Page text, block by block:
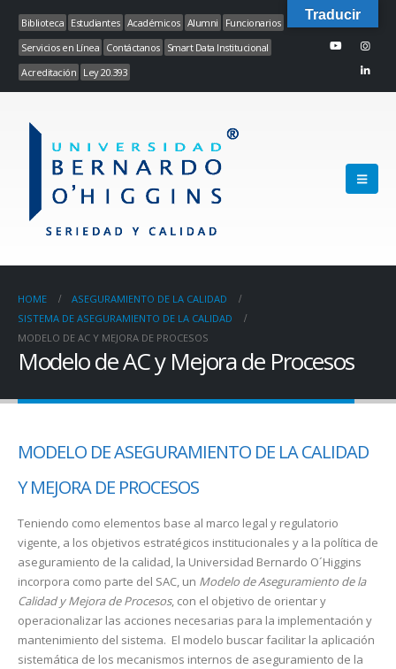
Biblioteca Estudiantes Académicos Alumni
Funcionarios
Servicios en Línea Contáctanos
Smart Data Institucional
Acreditación Ley 20.393
HOME
ASEGURAMIENTO DE LA CALIDAD
SISTEMA DE ASEGURAMIENTO DE LA CALIDAD
MODELO DE AC Y MEJORA DE PROCESOS
Modelo de AC y Mejora de Procesos
MODELO DE ASEGURAMIENTO DE LA CALIDAD
Y MEJORA DE PROCESOS
Teniendo como elementos base al marco legal y regulatorio
vigente, a los objetivos estratégicos institucionales y a la política de
aseguramiento de la calidad, la Universidad Bernardo O´Higgins
incorpora como parte del SAC, un Modelo de Aseguramiento de la
Calidad y Mejora de Procesos, con el objetivo de orientar y
operacionalizar las acciones necesarias para la implementación y
mantenimiento del sistema. El modelo buscar facilitar la aplicación
sistemática de los mecanismos internos de aseguramiento de la
Traducir